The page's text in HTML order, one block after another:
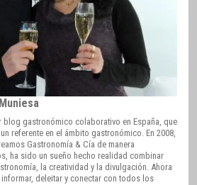
blog gastronómico colaborativo en España, que
referente en el ámbito gastronómico. En 2008,
Gastronomía & Cía de manera
ha sido un sueño hecho realidad combinar
la creatividad y la divulgación. Ahora
deleitar y conectar con todos los